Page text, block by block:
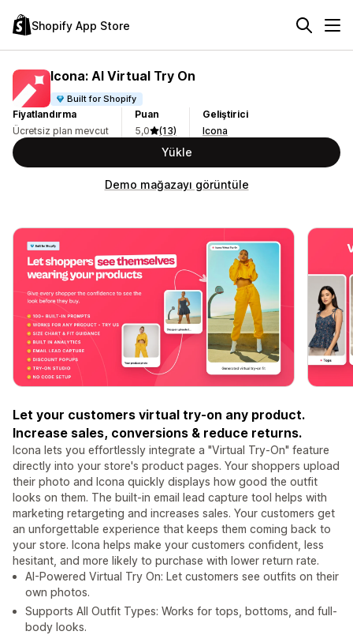
Shopify App Store
Icona: AI Virtual Try On
Built for Shopify
Fiyatlandırma
Ücretsiz plan mevcut
Puan
5,0
(13)
Geliştirici
Icona
Yükle
Demo mağazayı görüntüle
Let your customers virtual try-on any product.
Increase sales, conversions & reduce returns.
Icona lets you effortlessly integrate a "Virtual Try-On" feature
directly into your store's product pages. Your shoppers upload
their photo and Icona quickly displays how good the outfit
looks on them. The built-in email lead capture tool helps with
marketing retargeting and increases sales. Your customers get
an unforgettable experience that keeps them coming back to
your store. Icona helps make your customers confident, less
hesitant, and more likely to purchase with lower return rate.
AI-Powered Virtual Try On: Let customers see outfits on their
own photos.
Supports All Outfit Types: Works for tops, bottoms, and full-
body looks.